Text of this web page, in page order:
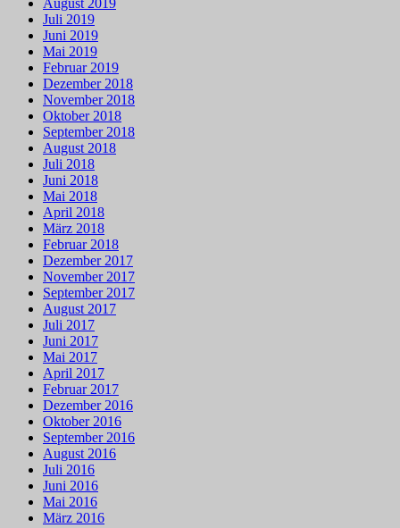
August 2019
Juli 2019
Juni 2019
Mai 2019
Februar 2019
Dezember 2018
November 2018
Oktober 2018
September 2018
August 2018
Juli 2018
Juni 2018
Mai 2018
April 2018
März 2018
Februar 2018
Dezember 2017
November 2017
September 2017
August 2017
Juli 2017
Juni 2017
Mai 2017
April 2017
Februar 2017
Dezember 2016
Oktober 2016
September 2016
August 2016
Juli 2016
Juni 2016
Mai 2016
März 2016